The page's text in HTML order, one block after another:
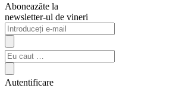
Aboneazăte la
newsletter-ul de vineri
Autentificare